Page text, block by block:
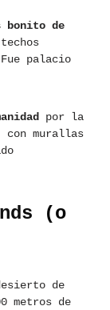
bonito de
palacio
por la
con murallas
(o
de
metros de